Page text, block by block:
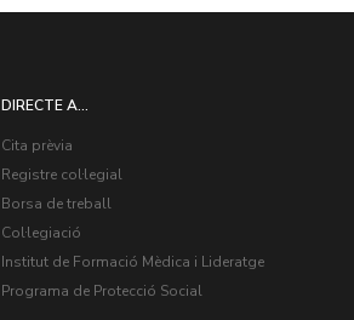
DIRECTE A...
Cita prèvia
Registre col·legial
Borsa de treball
Col·legiació
Institut de Formació Mèdica i Lideratge
Programa de Protecció Social